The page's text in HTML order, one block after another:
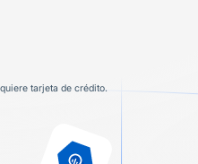
tarjeta de crédito.